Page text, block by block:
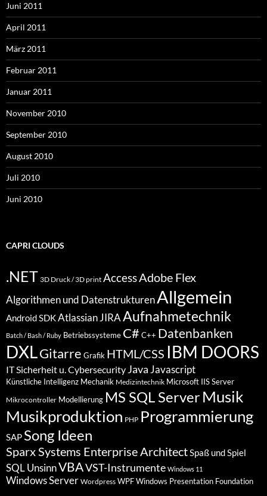
Juni 2011
April 2011
März 2011
Februar 2011
Januar 2011
November 2010
September 2010
August 2010
Juli 2010
Juni 2010
CAPRI CLOUDS
.NET 3D Druck / 3D print AccessAdobe Flex
Algorithmen und DatenstrukturenAllgemein
Android SDKAtlassian JIRAAufnahmetechnik
Batch / Bash / Ruby Betriebssysteme C# C++ Datenbanken
DXLGitarre Grafik HTML/CSS IBM DOORS
IT Sicherheit u. CybersecurityJavaJavascript
Künstliche Intelligenz Mechanik Medizintechnik Microsoft IIS Server
Mikrocontroller Modellierung MS SQL Server Musik
Musikproduktion PHP Programmierung
SAP Song Ideen
Sparx Systems Enterprise ArchitectSpaß und Spiel
SQL UnsinnVBAVST-Instrumente Windows 11
Windows Server Wordpress WPF Windows Presentation Foundation